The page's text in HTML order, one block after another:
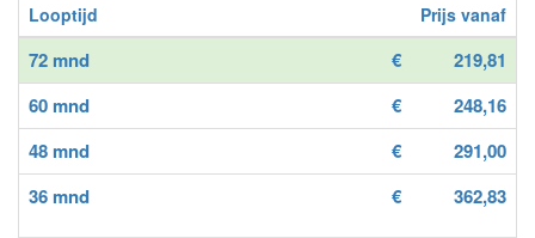
Looptijd Prijs vanaf
72 mnd €
219,81
60 mnd
€
248,16
48 mnd
€
291,00
36 mnd
€ 362,83